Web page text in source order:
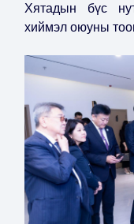
Хятадын бүс
хиймэл оюуны